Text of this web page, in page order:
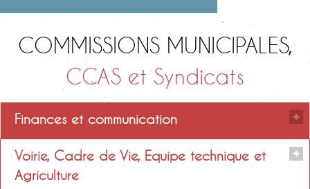
COMMISSIONS MUNICIPALES,
CCAS et Syndicats
Finances et communication
Président
Voirie, Cadre de Vie, Equipe technique et
Agriculture